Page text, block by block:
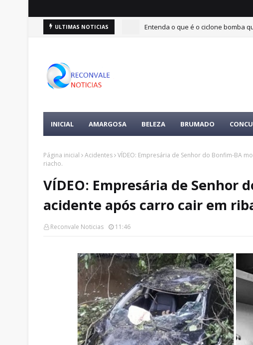
ULTIMAS NOTICIAS Entenda o que é o ciclone bomba
INICIAL AMARGOSA BELEZA BRUMADO
Página inicial Acidentes VÍDEO: Empresária de Senhor do Bonfim-BA
riacho.
VÍDEO: Empresária de Senhor
acidente após carro cair em
Reconvale Noticias 11:46